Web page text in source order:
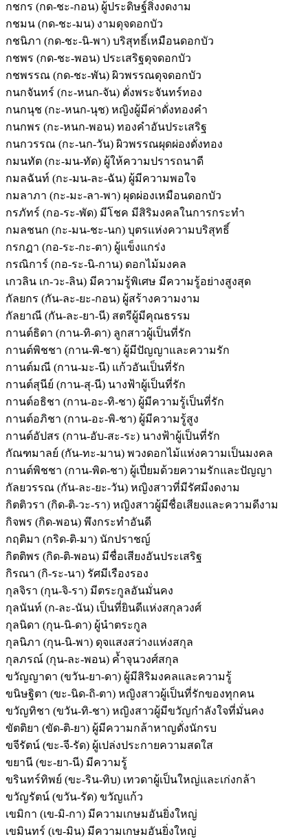
กชกร (กด-ชะ-กอน) ผู้ประดิษฐ์สิ่งงดงาม
กชมน (กด-ชะ-มน) งามดุจดอกบัว
กชนิภา (กด-ชะ-นิ-พา) บริสุทธิ์เหมือนดอกบัว
กชพร (กด-ชะ-พอน) ประเสริฐดุจดอกบัว
กชพรรณ (กด-ชะ-พัน) ผิวพรรณดุจดอกบัว
กนกจันทร์ (กะ-หนก-จัน) ดั่งพระจันทร์ทอง
กนกนุช (กะ-หนก-นุช) หญิงผู้มีค่าดั่งทองคำ
กนกพร (กะ-หนก-พอน) ทองคำอันประเสริฐ
กนกวรรณ (กะ-นก-วัน) ผิวพรรณผุดผ่องดั่งทอง
กมนทัต (กะ-มน-ทัด) ผู้ให้ความปรารถนาดี
กมลฉันท์ (กะ-มน-ละ-ฉัน) ผู้มีความพอใจ
กมลาภา (กะ-มะ-ลา-พา) ผุดผ่องเหมือนดอกบัว
กรภัทร์ (กอ-ระ-พัด) มีโชค มีสิริมงคลในการกระทำ
กมลชนก (กะ-มน-ชะ-นก) บุตรแห่งความบริสุทธิ์
กรกฎา (กอ-ระ-กะ-ตา) ผู้แข็งแกร่ง
กรณิการ์ (กอ-ระ-นิ-กาน) ดอกไม้มงคล
เกวลิน เก-วะ-ลิน) มีความรู้พิเศษ มีความรู้อย่างสูงสุด
กัลยกร (กัน-ละ-ยะ-กอน) ผู้สร้างความงาม
กัลยาณี (กัน-ละ-ยา-นี) สตรีผู้มีคุณธรรม
กานต์ธิดา (กาน-ทิ-ดา) ลูกสาวผู้เป็นที่รัก
กานต์พิชชา (กาน-พิ-ชา) ผู้มีปัญญาและความรัก
กานต์มณี (กาน-มะ-นี) แก้วอันเป็นที่รัก
กานต์สุนีย์ (กาน-สุ-นี) นางฟ้าผู้เป็นที่รัก
กานต์อธิชา (กาน-อะ-ทิ-ชา) ผู้มีความรู้เป็นที่รัก
กานต์อภิชา (กาน-อะ-พิ-ชา) ผู้มีความรู้สูง
กานต์อัปสร (กาน-อับ-สะ-ระ) นางฟ้าผู้เป็นที่รัก
กัณฑมาลย์ (กัน-ทะ-มาน) พวงดอกไม้แห่งความเป็นมงคล
กานต์พิชชา (กาน-พิด-ชา) ผู้เปี่ยมด้วยความรักและปัญญา
กัลยวรรณ (กัน-ละ-ยะ-วัน) หญิงสาวที่มีรัศมีงดงาม
กิตติวรา (กิด-ติ-วะ-รา) หญิงสาวผู้มีชื่อเสียงและความดีงาม
กิจพร (กิด-พอน) พึงกระทำอันดี
กฤติมา (กริด-ติ-มา) นักปราชญ์
กิตติพร (กิด-ติ-พอน) มีชื่อเสียงอันประเสริฐ
กิรณา (กิ-ระ-นา) รัศมีเรืองรอง
กุลจิรา (กุน-จิ-รา) มีตระกูลอันมั่นคง
กุลนันท์ (ก-ละ-นัน) เป็นที่ยินดีแห่งสกุลวงศ์
กุลนิดา (กุน-นิ-ดา) ผู้นำตระกูล
กุลนิภา (กุน-นิ-พา) ดุจแสงสว่างแห่งสกุล
กุลภรณ์ (กุน-ละ-พอน) ค้ำจุนวงศ์สกุล
ขวัญญาดา (ขวัน-ยา-ดา) ผู้มีสิริมงคลและความรู้
ขนิษฐิตา (ขะ-นิด-ถิ-ตา) หญิงสาวผู้เป็นที่รักของทุกคน
ขวัญทิชา (ขวัน-ทิ-ชา) หญิงสาวผู้มีขวัญกำลังใจที่มั่นคง
ขัตติยา (ขัด-ติ-ยา) ผู้มีความกล้าหาญดั่งนักรบ
ขจีรัตน์ (ขะ-จี-รัด) ผู้เปล่งประกายความสดใส
ขยานี (ขะ-ยา-นี) มีความรู้
ขรินทร์ทิพย์ (ขะ-ริน-ทิบ) เทวดาผู้เป็นใหญ่และเก่งกล้า
ขวัญรัตน์ (ขวัน-รัด) ขวัญแก้ว
เขมิกา (เข-มิ-กา) มีความเกษมอันยิ่งใหญ่
เขมินทร์ (เข-มิน) มีความเกษมอันยิ่งใหญ่